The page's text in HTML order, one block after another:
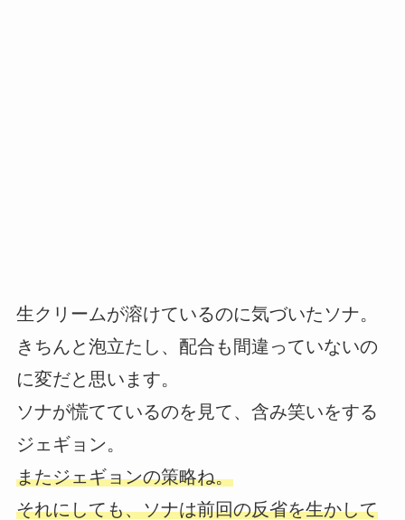
生クリームが溶けているのに気づいたソナ。
きちんと泡立たし、配合も間違っていないの
に変だと思います。
ソナが慌てているのを見て、含み笑いをする
ジェギョン。
またジェギョンの策略ね。
それにしても、ソナは前回の反省を生かして